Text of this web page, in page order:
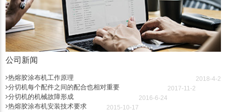
公司新闻
热熔胶涂布机工作原理 2018-4-2
分切机每个配件之间的配合也相对重要 2017-11-2
分切机的机械故障形成 2016-6-24
热熔胶涂布机安装技术要求 2015-10-17